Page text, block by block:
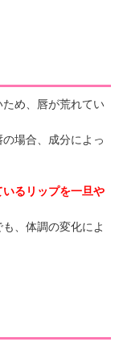
め、唇が荒れてい
場合、成分によっ
いるリップを一旦や
、体調の変化によ